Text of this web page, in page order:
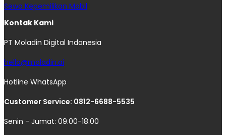
Sewa Kepemilikan Mobil
Kontak Kami
PT Moladin Digital Indonesia
hello@moladin.ai
Hotline WhatsApp
Customer Service: 0812-6688-5535
Senin - Jumat: 09.00-18.00